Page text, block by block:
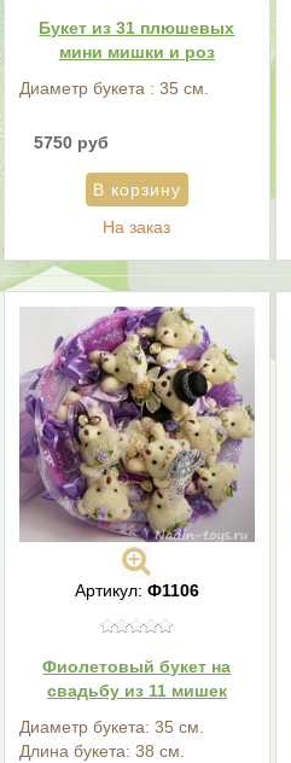
Букет из 31 плюшевых
мини мишки и роз
Диаметр букета : 35 см.
5750 руб
На заказ
Артикул: Ф1106
Фиолетовый букет на
свадьбу из 11 мишек
Диаметр букета: 35 см.
Длина букета: 38 см.